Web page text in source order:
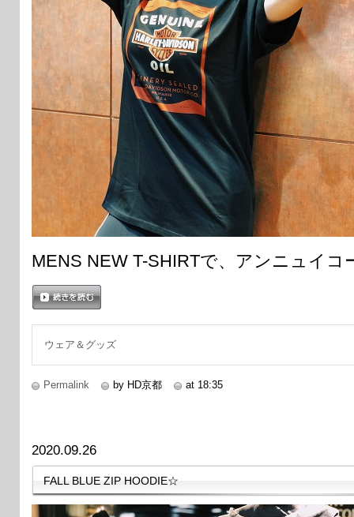
MENS NEW T-SHIRTで、アンニュイ
ウェア＆グッズ
Permalink by HD京都 at 18:35
2020.09.26
FALL BLUE ZIP HOODIE☆